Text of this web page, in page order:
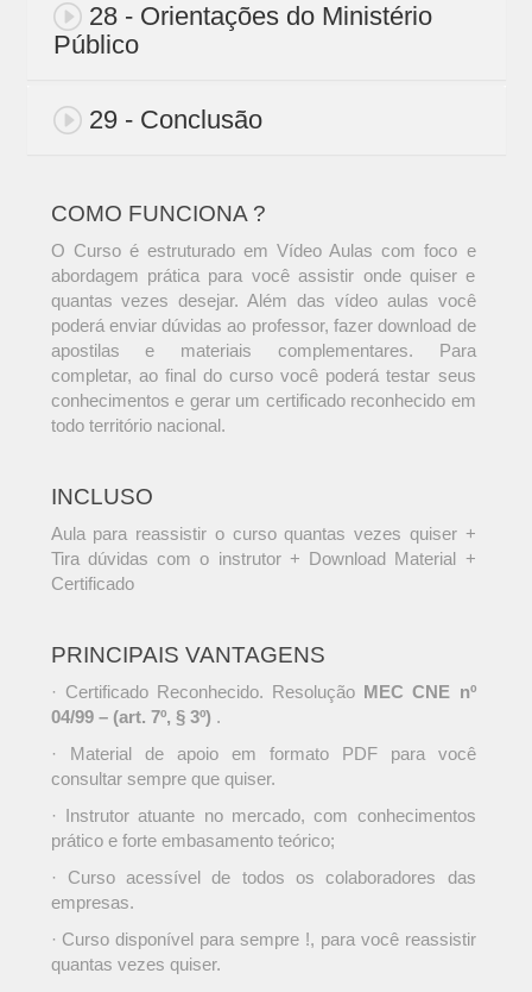
28 - Orientações do Ministério
Público
29 - Conclusão
COMO FUNCIONA ?
O Curso é estruturado em Vídeo Aulas com foco e
abordagem prática para você assistir onde quiser e
quantas vezes desejar. Além das vídeo aulas você
poderá enviar dúvidas ao professor, fazer download de
apostilas e materiais complementares. Para
completar, ao final do curso você poderá testar seus
conhecimentos e gerar um certificado reconhecido em
todo território nacional.
INCLUSO
Aula para reassistir o curso quantas vezes quiser +
Tira dúvidas com o instrutor + Download Material +
Certificado
PRINCIPAIS VANTAGENS
· Certificado Reconhecido. Resolução MEC CNE nº
04/99 – (art. 7º, § 3º) .
· Material de apoio em formato PDF para você
consultar sempre que quiser.
· Instrutor atuante no mercado, com conhecimentos
prático e forte embasamento teórico;
· Curso acessível de todos os colaboradores das
empresas.
· Curso disponível para sempre !, para você reassistir
quantas vezes quiser.